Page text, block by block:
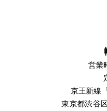
営業
京王新線
東京都渋谷